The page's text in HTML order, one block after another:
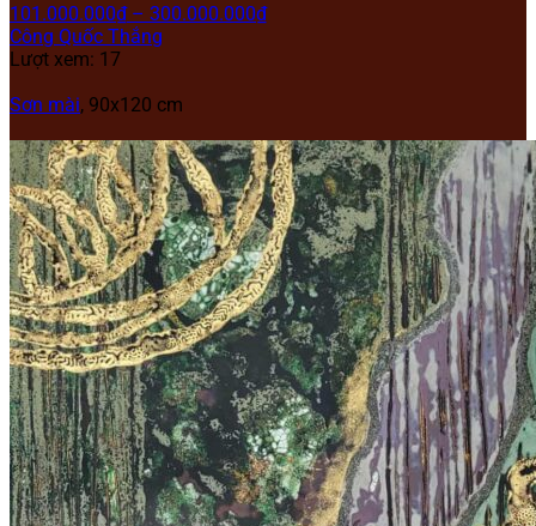
101.000.000₫ – 300.000.000₫
Công Quốc Thắng
Lượt xem: 17
Sơn mài, 90x120 cm